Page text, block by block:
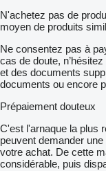
N'achetez pas de
moyen de produits
Ne consentez pas à
cas de doute,
et des documents
documents ou encore
Prépaiement douteux
C'est l'arnaque la plus
peuvent demander
votre achat. De cette
considérable, puis